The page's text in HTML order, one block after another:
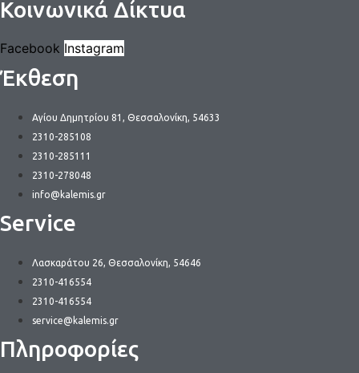
Κοινωνικά Δίκτυα
Facebook Instagram
Έκθεση
Αγίου Δημητρίου 81, Θεσσαλονίκη, 54633
2310-285108
2310-285111
2310-278048
info@kalemis.gr
Service
Λασκαράτου 26, Θεσσαλονίκη, 54646
2310-416554
2310-416554
service@kalemis.gr
Πληροφορίες